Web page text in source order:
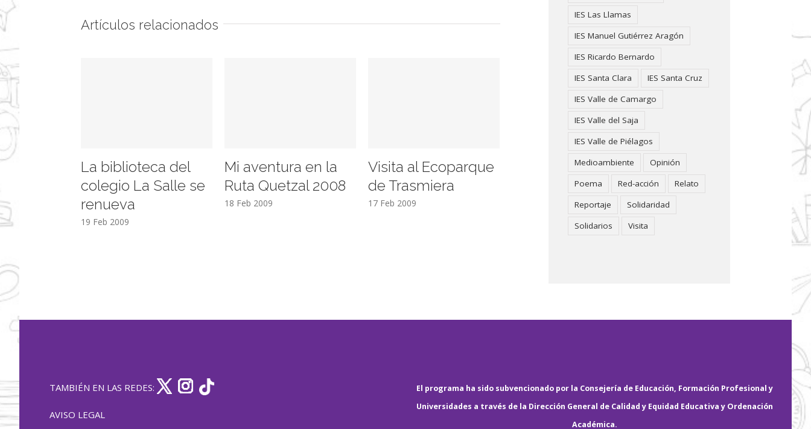
Artículos relacionados
La biblioteca del
colegio La Salle se
renueva
19 Feb 2009
Mi aventura en la
Ruta Quetzal 2008
18 Feb 2009
Visita al Ecoparque
de Trasmiera
17 Feb 2009
IES Las Llamas
IES Manuel Gutiérrez Aragón
IES Ricardo Bernardo
IES Santa Clara
IES Santa Cruz
IES Valle de Camargo
IES Valle del Saja
IES Valle de Piélagos
Medioambiente
Opinión
Poema
Red-acción
Relato
Reportaje
Solidaridad
Solidarios
Visita
TAMBIÉN EN LAS REDES:
AVISO LEGAL
El programa ha sido subvencionado por la Consejería de Educación, Formación Profesional y
Universidades a través de la Dirección General de Calidad y Equidad Educativa y Ordenación
Académica.